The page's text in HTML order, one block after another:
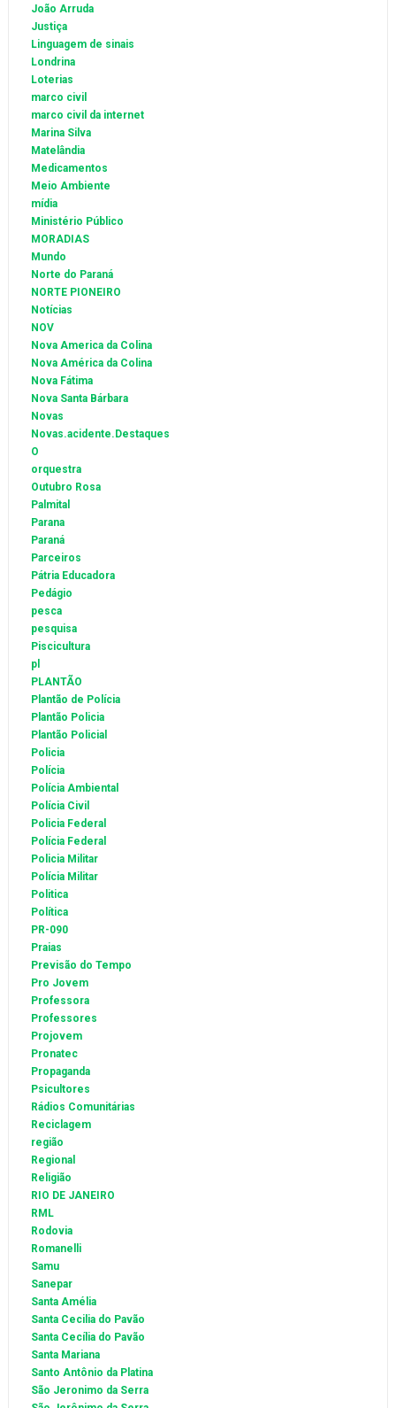
João Arruda
Justiça
Linguagem de sinais
Londrina
Loterias
marco civil
marco civil da internet
Marina Silva
Matelândia
Medicamentos
Meio Ambiente
mídia
Ministério Público
MORADIAS
Mundo
Norte do Paraná
NORTE PIONEIRO
Notícias
NOV
Nova America da Colina
Nova América da Colina
Nova Fátima
Nova Santa Bárbara
Novas
Novas.acidente.Destaques
O
orquestra
Outubro Rosa
Palmital
Parana
Paraná
Parceiros
Pátria Educadora
Pedágio
pesca
pesquisa
Piscicultura
pl
PLANTÃO
Plantão de Polícia
Plantão Policia
Plantão Policial
Policia
Polícia
Polícia Ambiental
Polícia Civil
Policia Federal
Polícia Federal
Policia Militar
Polícia Militar
Politica
Política
PR-090
Praias
Previsão do Tempo
Pro Jovem
Professora
Professores
Projovem
Pronatec
Propaganda
Psicultores
Rádios Comunitárias
Reciclagem
região
Regional
Religião
RIO DE JANEIRO
RML
Rodovia
Romanelli
Samu
Sanepar
Santa Amélia
Santa Cecilia do Pavão
Santa Cecília do Pavão
Santa Mariana
Santo Antônio da Platina
São Jeronimo da Serra